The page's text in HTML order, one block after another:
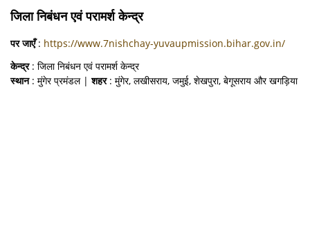
जिला निबंधन एवं परामर्श केन्द्र
पर जाएँ: https://www.7nishchay-yuvaupmission.bihar.gov.in/
केन्द्र: जिला निबंधन एवं परामर्श केन्द्र
स्थान: मुंगेर प्रमंडल |शहर: मुंगेर, लखीसराय, जमुई, शेखपुरा, बेगूसराय और खगड़िया